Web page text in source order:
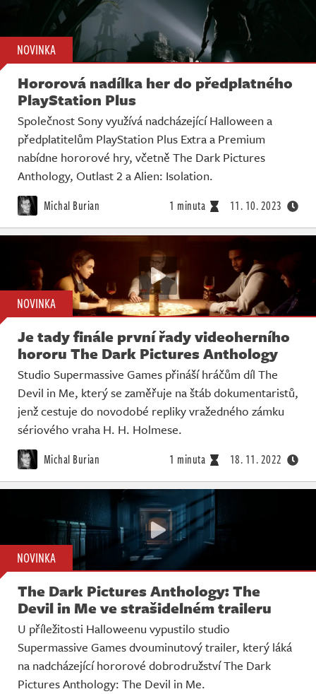
NOVINKA
Hororová nadílka her do předplatného
PlayStation Plus
Společnost Sony využívá nadcházející Halloween a
předplatitelům PlayStation Plus Extra a Premium
nabídne hororové hry, včetně The Dark Pictures
Anthology, Outlast 2 a Alien: Isolation.
Michal Burian 1 minuta 11. 10. 2023
NOVINKA
Je tady finále první řady videoherního
hororu The Dark Pictures Anthology
Studio Supermassive Games přináší hráčům díl The
Devil in Me, který se zaměřuje na štáb dokumentaristů,
jenž cestuje do novodobé repliky vražedného zámku
sériového vraha H. H. Holmese.
Michal Burian 1 minuta 18. 11. 2022
NOVINKA
The Dark Pictures Anthology: The
Devil in Me ve strašidelném traileru
U příležitosti Halloweenu vypustilo studio
Supermassive Games dvouminutový trailer, který láká
na nadcházející hororové dobrodružství The Dark
Pictures Anthology: The Devil in Me.